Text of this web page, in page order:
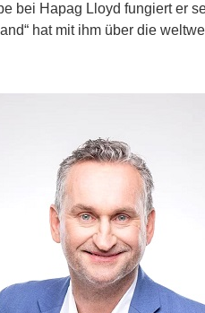
bei Hapag Lloyd fungiert er
hat mit ihm über die